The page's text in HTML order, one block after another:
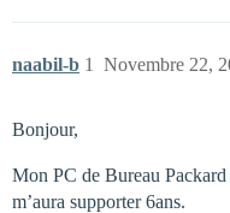
naabil-b Novembre 22,
1
Bonjour,
Mon PC de Bureau
m’aura supporter 6ans.